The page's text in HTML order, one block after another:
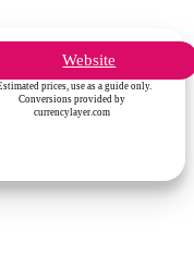
Website
prices, use as a guide only.
Conversions provided by
currencylayer.com